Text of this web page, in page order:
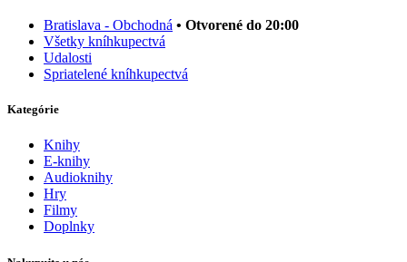
Bratislava - Obchodná • Otvorené do 20:00
Všetky kníhkupectvá
Udalosti
Spriatelené kníhkupectvá
Kategórie
Knihy
E-knihy
Audioknihy
Hry
Filmy
Doplnky